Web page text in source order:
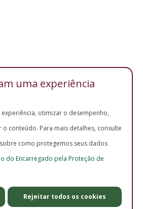
uma experiência
otimizar o desempenho,
conteúdo. Para mais detalhes, consulte
como protegemos seus dados
do Encarregado pela Proteção de
Rejeitar todos os cookies